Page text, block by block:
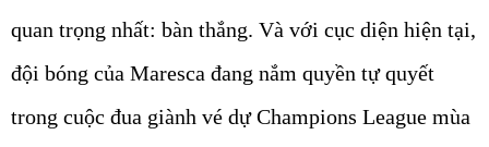
quan trọng nhất: bàn thắng. Và với cục diện hiện tại,
đội bóng của Maresca đang nắm quyền tự quyết
trong cuộc đua giành vé dự Champions League mùa